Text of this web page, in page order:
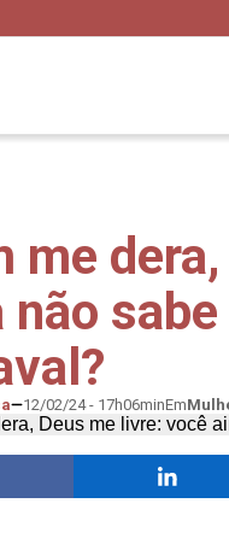
me
não
12/02/24 - 17h06minEm